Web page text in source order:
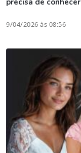
precisa de conhecer
9/04/2026 às 08:56